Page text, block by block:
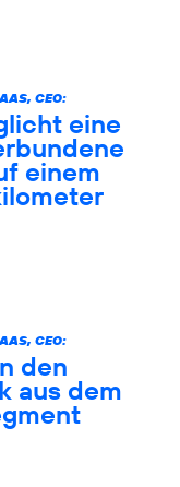
CEO:
eine
einem
CEO:
den
aus dem